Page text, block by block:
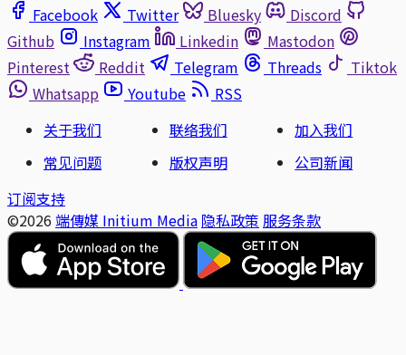
Facebook
Twitter Bluesky
Discord
Github
Instagram Linkedin
Mastodon
Pinterest
Reddit Telegram Threads
Tiktok
Whatsapp
Youtube
RSS
关于我们
联络我们
加入我们
常见问题
版权声明
公司新闻
订阅支持
©2026 端傳媒 Initium Media 隐私政策 服务条款